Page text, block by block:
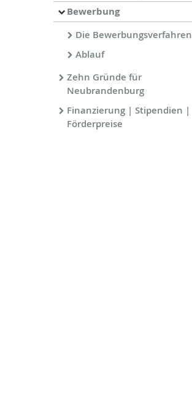
Bewerbung
Die Bewerbungsverfahren
Ablauf
Zehn Gründe für
Neubrandenburg
Finanzierung | Stipendien |
Förderpreise